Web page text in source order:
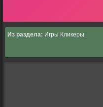
Из раздела: Игры Кликеры